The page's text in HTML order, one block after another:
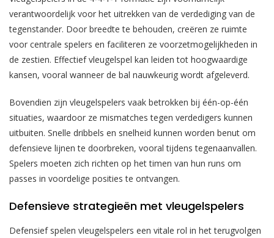
verantwoordelijk voor het uitrekken van de verdediging van de
tegenstander. Door breedte te behouden, creëren ze ruimte
voor centrale spelers en faciliteren ze voorzetmogelijkheden in
de zestien. Effectief vleugelspel kan leiden tot hoogwaardige
kansen, vooral wanneer de bal nauwkeurig wordt afgeleverd.
Bovendien zijn vleugelspelers vaak betrokken bij één-op-één
situaties, waardoor ze mismatches tegen verdedigers kunnen
uitbuiten. Snelle dribbels en snelheid kunnen worden benut om
defensieve lijnen te doorbreken, vooral tijdens tegenaanvallen.
Spelers moeten zich richten op het timen van hun runs om
passes in voordelige posities te ontvangen.
Defensieve strategieën met vleugelspelers
Defensief spelen vleugelspelers een vitale rol in het terugvolgen